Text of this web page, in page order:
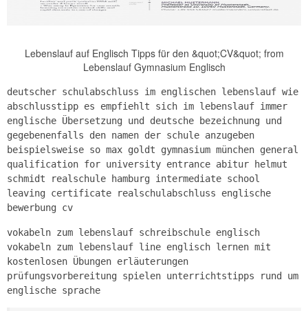
Lebenslauf auf Englisch Tipps für den &quot;CV&quot; from
Lebenslauf Gymnasium Englisch
deutscher schulabschluss im englischen lebenslauf wie
abschlusstipp es empfiehlt sich im lebenslauf immer
englische Übersetzung und deutsche bezeichnung und
gegebenenfalls den namen der schule anzugeben
beispielsweise so max goldt gymnasium münchen general
qualification for university entrance abitur helmut
schmidt realschule hamburg intermediate school
leaving certificate realschulabschluss englische
bewerbung cv
vokabeln zum lebenslauf schreibschule englisch
vokabeln zum lebenslauf line englisch lernen mit
kostenlosen Übungen erläuterungen
prüfungsvorbereitung spielen unterrichtstipps rund um
englische sprache